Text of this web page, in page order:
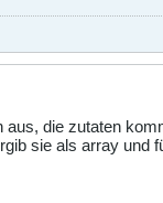
aus, die zutaten
sie als array und